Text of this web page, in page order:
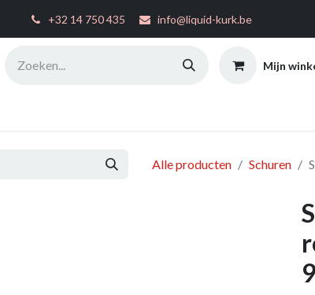
+32 14 750 435 info@liquid-kurk.be
Mijn
Alle producten Schuren